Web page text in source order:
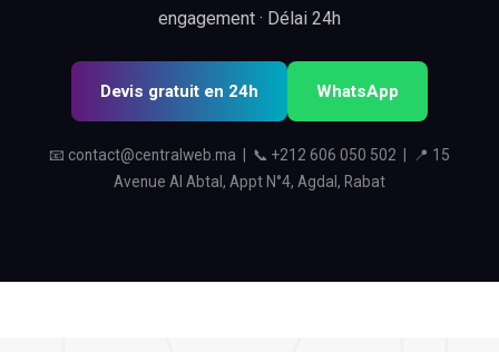
engagement · Délai 24h
Devis gratuit en 24h WhatsApp
📧 contact@centralweb.ma | 📞 +212 606 050 502 | 📍 15
Avenue Al Abtal, Appt N°4, Agdal, Rabat